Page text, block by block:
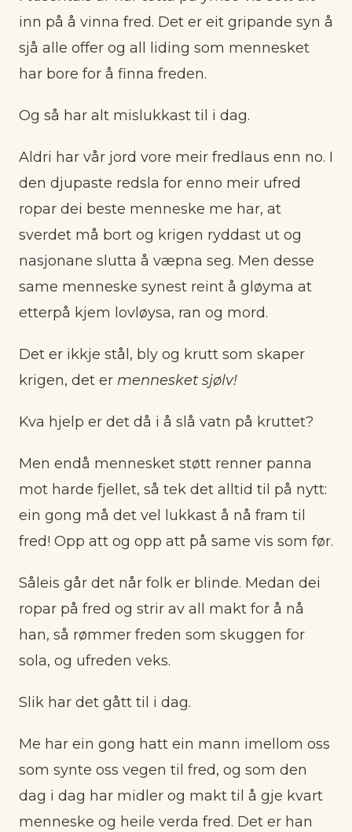
inn på å vinna fred. Det er eit gripande syn å
sjå alle offer og all liding som mennesket
har bore for å finna freden.
Og så har alt mislukkast til i dag.
Aldri har vår jord vore meir fredlaus enn no. I
den djupaste redsla for enno meir ufred
ropar dei beste men­neske me har, at
sverdet må bort og krigen ryddast ut og
nasjonane slutta å væpna seg. Men desse
same menneske synest reint å gløyma at
etterpå kjem lovløysa, ran og mord.
Det er ikkje stål, bly og krutt som skaper
krigen, det er mennesket sjølv!
Kva hjelp er det då i å slå vatn på kruttet?
Men endå mennesket støtt renner panna
mot harde fjellet, så tek det alltid til på nytt:
ein gong må det vel lukkast å nå fram til
fred! Opp att og opp att på same vis som før.
Såleis går det når folk er blinde. Medan dei
ropar på fred og strir av all makt for å nå
han, så rømmer freden som skuggen for
sola, og ufreden veks.
Slik har det gått til i dag.
Me har ein gong hatt ein mann imellom oss
som synte oss vegen til fred, og som den
dag i dag har midler og makt til å gje kvart
menneske og heile verda fred. Det er han